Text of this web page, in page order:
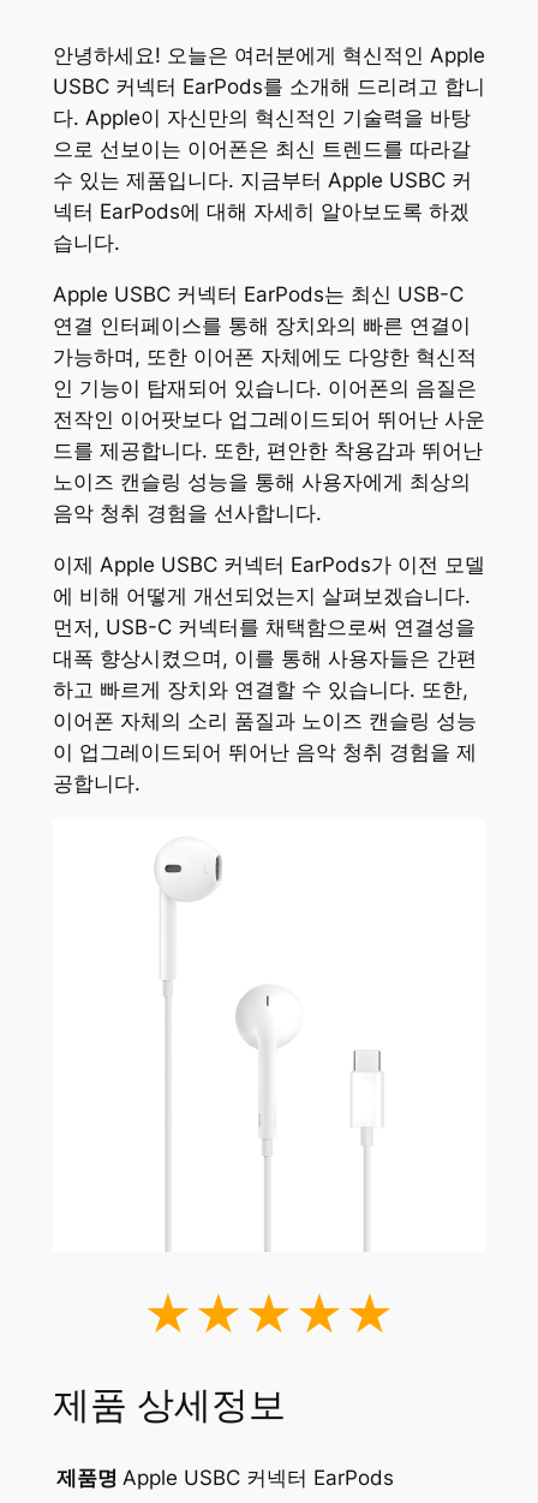
안녕하세요! 오늘은 여러분에게 혁신적인 Apple
USBC 커넥터 EarPods를 소개해 드리려고 합니
다. Apple이 자신만의 혁신적인 기술력을 바탕
으로 선보이는 이어폰은 최신 트렌드를 따라갈
수 있는 제품입니다. 지금부터 Apple USBC 커
넥터 EarPods에 대해 자세히 알아보도록 하겠
습니다.
Apple USBC 커넥터 EarPods는 최신 USB-C
연결 인터페이스를 통해 장치와의 빠른 연결이
가능하며, 또한 이어폰 자체에도 다양한 혁신적
인 기능이 탑재되어 있습니다. 이어폰의 음질은
전작인 이어팟보다 업그레이드되어 뛰어난 사운
드를 제공합니다. 또한, 편안한 착용감과 뛰어난
노이즈 캔슬링 성능을 통해 사용자에게 최상의
음악 청취 경험을 선사합니다.
이제 Apple USBC 커넥터 EarPods가 이전 모델
에 비해 어떻게 개선되었는지 살펴보겠습니다.
먼저, USB-C 커넥터를 채택함으로써 연결성을
대폭 향상시켰으며, 이를 통해 사용자들은 간편
하고 빠르게 장치와 연결할 수 있습니다. 또한,
이어폰 자체의 소리 품질과 노이즈 캔슬링 성능
이 업그레이드되어 뛰어난 음악 청취 경험을 제
공합니다.
★★★★★
제품 상세정보
제품명 Apple USBC 커넥터 EarPods